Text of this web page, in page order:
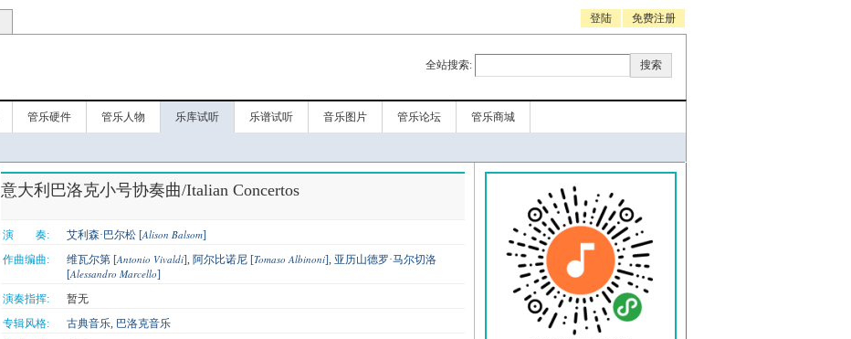
登陆 免费注册
全站搜索:
管乐硬件 管乐人物 乐库试听 乐谱试听 音乐图片 管乐论坛 管乐商城
意大利巴洛克小号协奏曲/Italian Concertos
演 奏: 艾利森·巴尔松 [Alison Balsom]
作曲编曲:
维瓦尔第 [Antonio Vivaldi], 阿尔比诺尼 [Tomaso Albinoni], 亚历山德罗·马尔切洛
[Alessandro Marcello]
演奏指挥:
暂无
专辑风格:
古典音乐, 巴洛克音乐